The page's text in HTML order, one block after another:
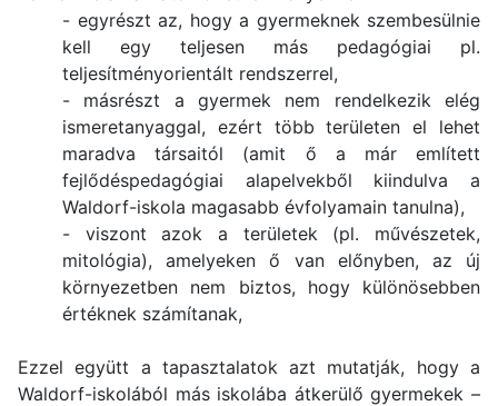
- egyrészt az, hogy a gyermeknek szembesülnie
kell egy teljesen más pedagógiai pl.
teljesítményorientált rendszerrel,
- másrészt a gyermek nem rendelkezik elég
ismeretanyaggal, ezért több területen el lehet
maradva társaitól (amit ő a már említett
fejlődéspedagógiai alapelvekből kiindulva a
Waldorf-iskola magasabb évfolyamain tanulna),
- viszont azok a területek (pl. művészetek,
mitológia), amelyeken ő van előnyben, az új
környezetben nem biztos, hogy különösebben
értéknek számítanak,
Ezzel együtt a tapasztalatok azt mutatják, hogy a
Waldorf-iskolából más iskolába átkerülő gyermekek –